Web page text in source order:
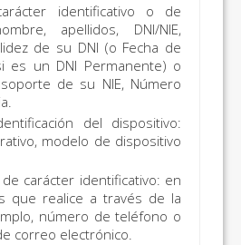
identificativo o de
apellidos, DNI/NIE,
de su DNI (o Fecha de
es un DNI Permanente) o
de su NIE, Número
del dispositivo:
modelo de dispositivo
carácter identificativo: en
que realice a través de la
número de teléfono o
correo electrónico.